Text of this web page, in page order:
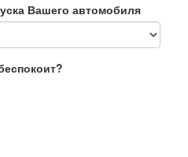
Вашего автомобиля